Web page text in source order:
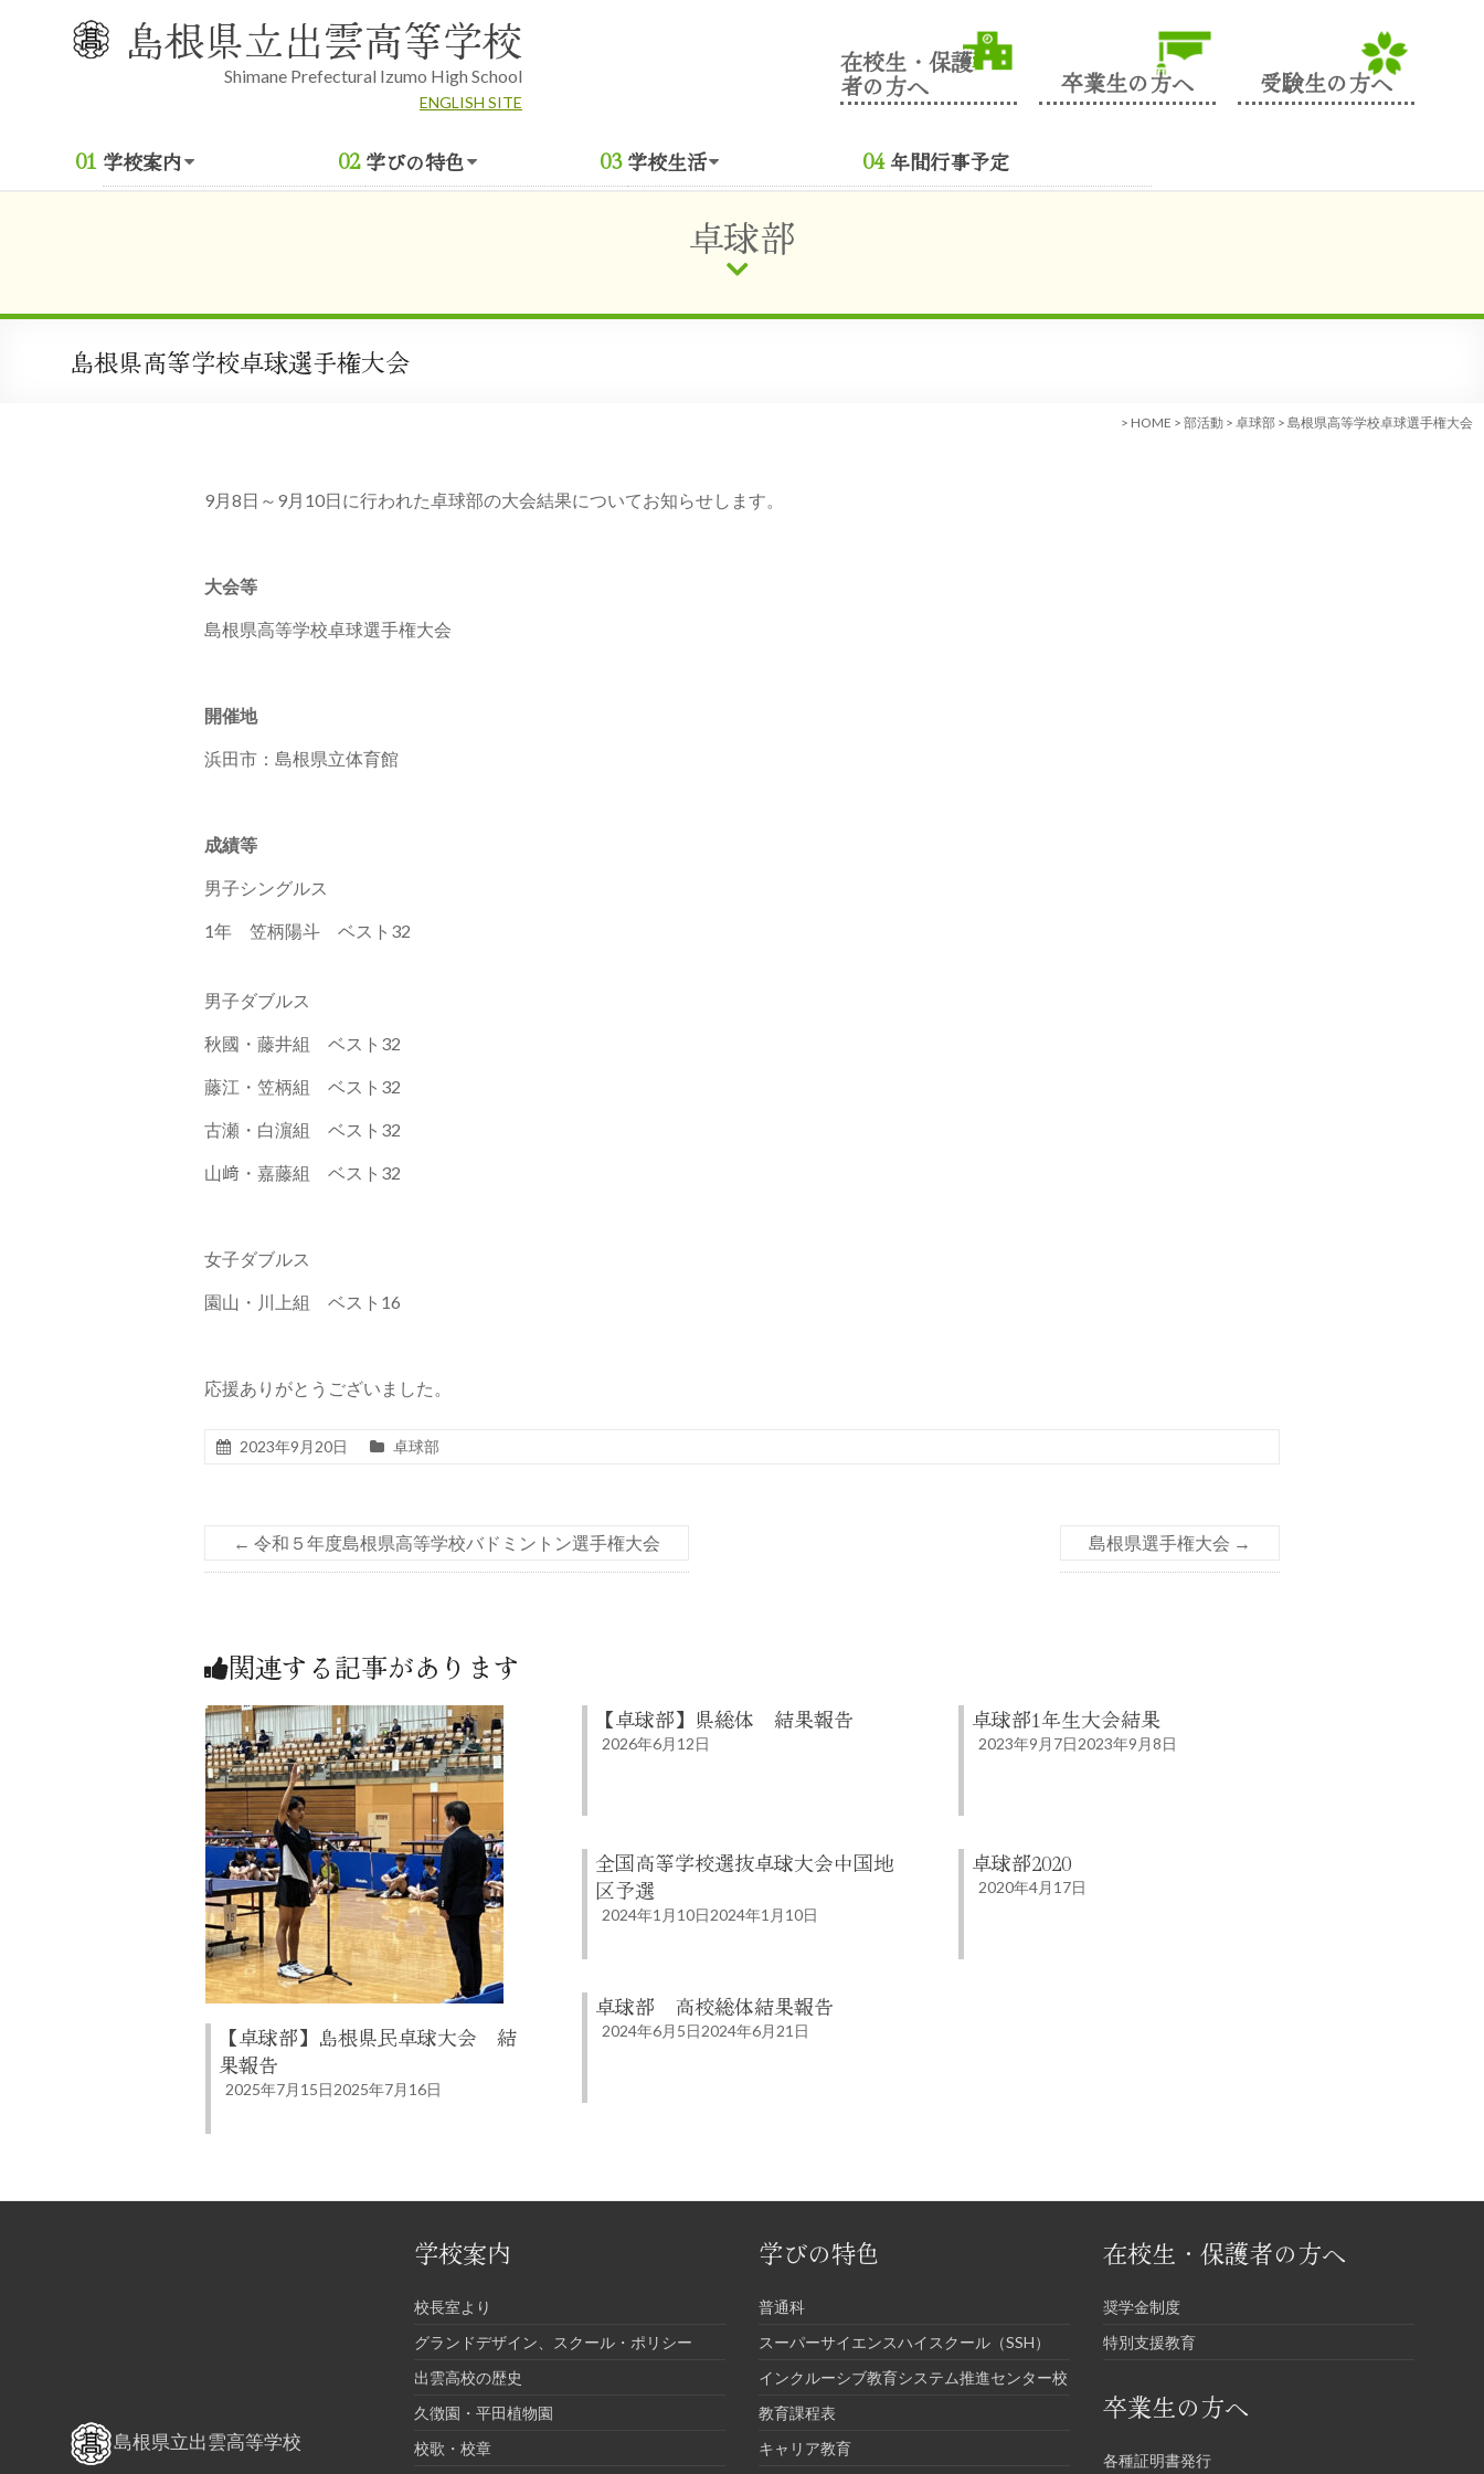
島根県立出雲高等学校
Shimane Prefectural Izumo High School
ENGLISH SITE
在校生・保護
者の方へ 卒業生の方へ 受験生の方へ
学校案内 学びの特色 学校生活 年間行事予定
卓球部
島根県高等学校卓球選手権大会
> HOME > 部活動 > 卓球部 > 島根県高等学校卓球選手権大会
9月8日～9月10日に行われた卓球部の大会結果についてお知らせします。
大会等
島根県高等学校卓球選手権大会
開催地
浜田市：島根県立体育館
成績等
男子シングルス
1年 笠柄陽斗 ベスト32
男子ダブルス
秋國・藤井組 ベスト32
藤江・笠柄組 ベスト32
古瀬・白濵組 ベスト32
山﨑・嘉藤組 ベスト32
女子ダブルス
園山・川上組 ベスト16
応援ありがとうございました。
2023年9月20日 卓球部
← 令和５年度島根県高等学校バドミントン選手権大会 島根県選手権大会 →
関連する記事があります
【卓球部】島根県民卓球大会 結
果報告
2025年7月15日2025年7月16日
【卓球部】県総体 結果報告
2026年6月12日
卓球部1年生大会結果
2023年9月7日2023年9月8日
全国高等学校選抜卓球大会中国地
区予選
2024年1月10日2024年1月10日
卓球部2020
2020年4月17日
卓球部 高校総体結果報告
2024年6月5日2024年6月21日
島根県立出雲高等学校
学校案内
校長室より
グランドデザイン、スクール・ポリシー
出雲高校の歴史
久徴園・平田植物園
校歌・校章
学びの特色
普通科
スーパーサイエンスハイスクール（SSH）
インクルーシブ教育システム推進センター校
教育課程表
キャリア教育
在校生・保護者の方へ
奨学金制度
特別支援教育
卒業生の方へ
各種証明書発行